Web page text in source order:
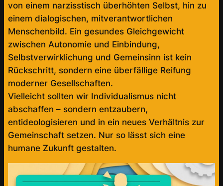
von einem narzisstisch überhöhten Selbst, hin zu
einem dialogischen, mitverantwortlichen
Menschenbild. Ein gesundes Gleichgewicht
zwischen Autonomie und Einbindung,
Selbstverwirklichung und Gemeinsinn ist kein
Rückschritt, sondern eine überfällige Reifung
moderner Gesellschaften.
Vielleicht sollten wir Individualismus nicht
abschaffen – sondern entzaubern,
entideologisieren und in ein neues Verhältnis zur
Gemeinschaft setzen. Nur so lässt sich eine
humane Zukunft gestalten.